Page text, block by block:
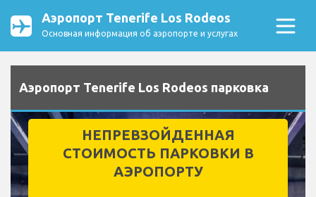
Аэропорт Tenerife Los Rodeos
Основная информация об аэропорте и услугах
Аэропорт Tenerife Los Rodeos парковка
НЕПРЕВЗОЙДЕННАЯ
СТОИМОСТЬ ПАРКОВКИ В
АЭРОПОРТУ